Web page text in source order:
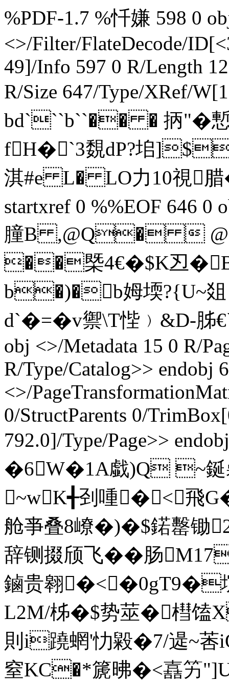
%PDF-1.7 %忏嫌 598 0
<>/Filter/FlateDecode/ID[
49]/Info 597 0 R/Length
R/Size 647/Type/XRef/
bd```b``�� � 抦"�慙
fH�`3覣dP?垖
淇#e L� LO力10視腊
startxref 0 %%EOF 646
膧B ,@Q�
��槩4€�$K丒�B
b�)�b姆堧?{U~
d`�=�v禦\T悂﹚&D-胏
obj <>/Metadata 15 0 R/
R/Type/Catalog>> endobj
<>/
0/StructParents 0/
792.0]/Type/Page>>
�6W�1A戱)Q ~
~wK╉刭喠�<飛
舱亊叠8嶛�)�$鍩罊锄
辞铡掇颀飞��肠
鏀贵翱�<�0gT9�
L2M/柹�$势莁�槥馌
則i蹺蝄'忇毇�7/遈~莕
窒KC�*篪昲�<嚞竻